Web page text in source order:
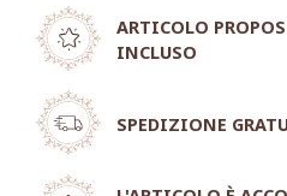
ARTICOLO
INCLUSO
SPEDIZIONE